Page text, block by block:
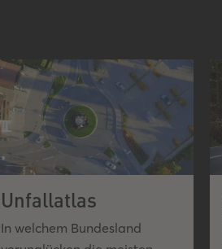
Unfallatlas
In welchem Bundesland